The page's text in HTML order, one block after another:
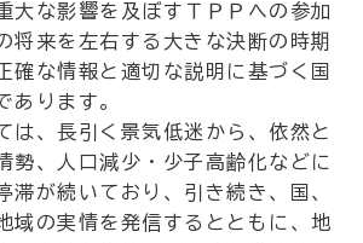
大な影響を及ぼすＴＰＰへの参加
将来を左右する大きな決断の時期
確な情報と適切な説明に基づく国
あります。
は、長引く景気低迷から、依然と
勢、人口減少・少子高齢化などに
滞が続いており、引き続き、国、
域の実情を発信するとともに、地